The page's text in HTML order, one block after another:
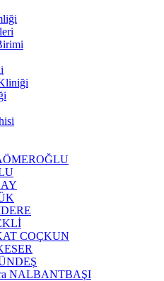
COÇKUN
NALBANTBAŞI